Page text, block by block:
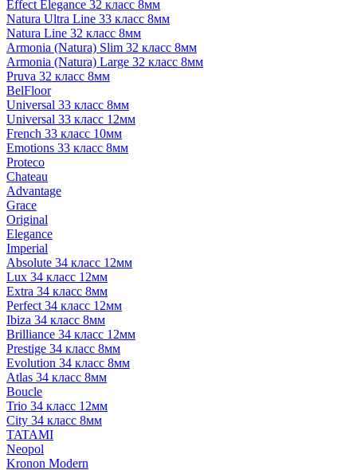
Effect Elegance 32 класс 8мм
Natura Ultra Line 33 класс 8мм
Natura Line 32 класс 8мм
Armonia (Natura) Slim 32 класс 8мм
Armonia (Natura) Large 32 класс 8мм
Pruva 32 класс 8мм
BelFloor
Universal 33 класс 8мм
Universal 33 класс 12мм
French 33 класс 10мм
Emotions 33 класс 8мм
Proteco
Chateau
Advantage
Grace
Original
Elegance
Imperial
Absolute 34 класс 12мм
Lux 34 класс 12мм
Extra 34 класс 8мм
Perfect 34 класс 12мм
Ibiza 34 класс 8мм
Brilliance 34 класс 12мм
Prestige 34 класс 8мм
Evolution 34 класс 8мм
Atlas 34 класс 8мм
Boucle
Trio 34 класс 12мм
City 34 класс 8мм
TATAMI
Neopol
Kronon Modern